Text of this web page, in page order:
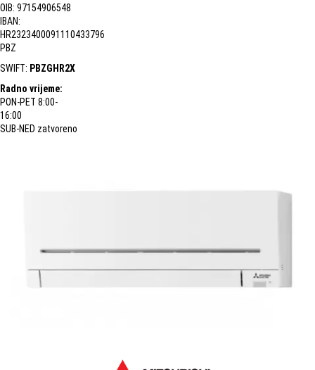
OIB: 97154906548
IBAN:
HR2323400091110433796
PBZ
SWIFT: PBZGHR2X
Radno vrijeme:
PON-PET 8:00-
16:00
SUB-NED zatvoreno